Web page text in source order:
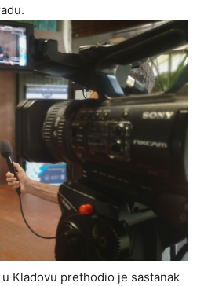
Kladovu prethodio je sastanak